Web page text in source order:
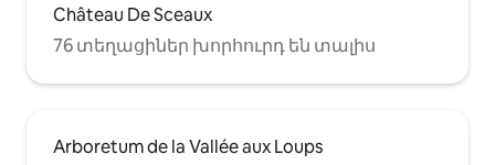
Château De Sceaux
76 տեղացիներ խորհուրդ են տալիս
Arboretum de la Vallée aux Loups